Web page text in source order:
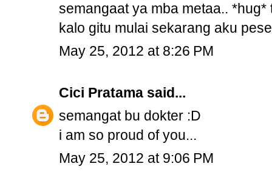
semangaat ya mba metaa..
kalo gitu mulai sekarang aku
May 25, 2012 at 8:26 PM
Cici Pratama said...
semangat bu dokter :D
i am so proud of you...
May 25, 2012 at 9:06 PM